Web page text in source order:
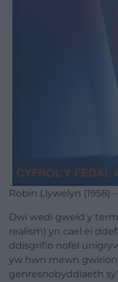
Robin Llywelyn (1958) –
Dwi wedi gweld y
realism) yn cael ei
ddisgrifio nofel
yw hwn mewn
genre­snobyddiaeth